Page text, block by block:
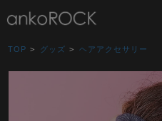
TOP > グッズ > ヘアアクセサリー